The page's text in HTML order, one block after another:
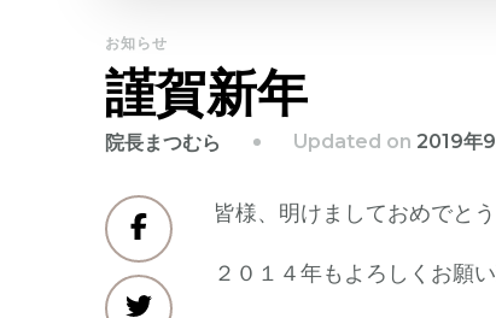
お知らせ
謹賀新年
院長まつむら Updated on 2019年9
皆様、明けましておめでとう
２０１４年もよろしくお願い